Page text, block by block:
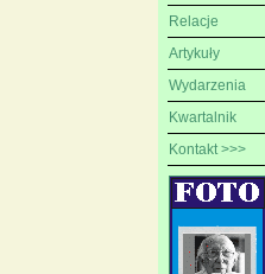
Relacje
Artykuły
Wydarzenia
Kwartalnik
Kontakt >>>